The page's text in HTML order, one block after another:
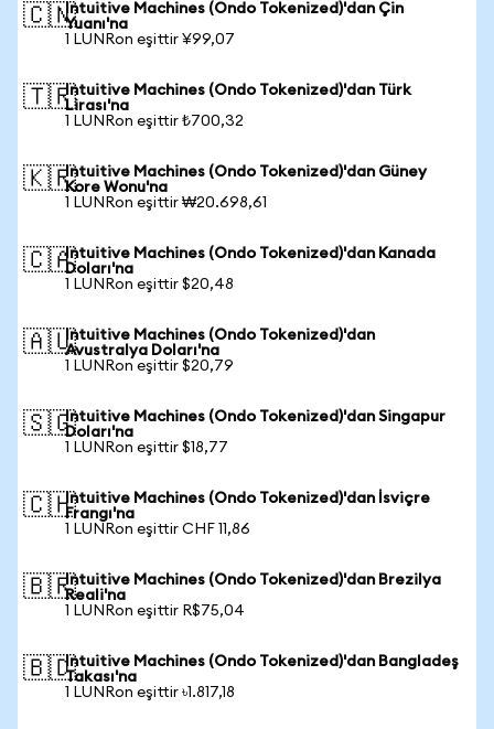
🇨🇳Intuitive Machines (Ondo Tokenized)'dan Çin
Yuanı'na
1 LUNRon eşittir ¥99,07
🇹🇷Intuitive Machines (Ondo Tokenized)'dan Türk
Lirası'na
1 LUNRon eşittir ₺700,32
🇰🇷Intuitive Machines (Ondo Tokenized)'dan Güney
Kore Wonu'na
1 LUNRon eşittir ₩20.698,61
🇨🇦Intuitive Machines (Ondo Tokenized)'dan Kanada
Doları'na
1 LUNRon eşittir $20,48
🇦🇺Intuitive Machines (Ondo Tokenized)'dan
Avustralya Doları'na
1 LUNRon eşittir $20,79
🇸🇬Intuitive Machines (Ondo Tokenized)'dan Singapur
Doları'na
1 LUNRon eşittir $18,77
🇨🇭Intuitive Machines (Ondo Tokenized)'dan İsviçre
Frangı'na
1 LUNRon eşittir CHF 11,86
🇧🇷Intuitive Machines (Ondo Tokenized)'dan Brezilya
Reali'na
1 LUNRon eşittir R$75,04
🇧🇩Intuitive Machines (Ondo Tokenized)'dan Bangladeş
Takası'na
1 LUNRon eşittir ৳1.817,18